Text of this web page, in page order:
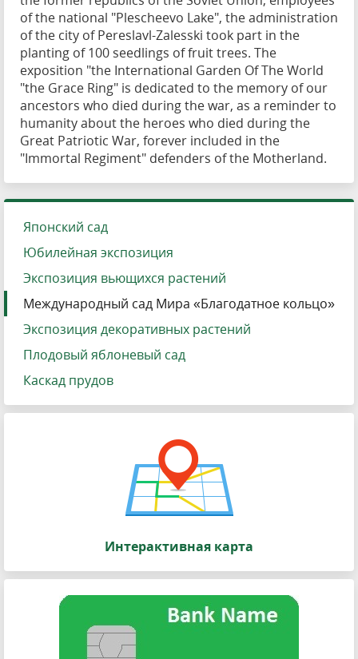
of the national "Plescheevo Lake", the administration
of the city of Pereslavl-Zalesski took part in the
planting of 100 seedlings of fruit trees. The
exposition "the International Garden Of The World
"the Grace Ring" is dedicated to the memory of our
ancestors who died during the war, as a reminder to
humanity about the heroes who died during the
Great Patriotic War, forever included in the
"Immortal Regiment" defenders of the Motherland.
Японский сад
Юбилейная экспозиция
Экспозиция вьющихся растений
Международный сад Мира «Благодатное кольцо»
Экспозиция декоративных растений
Плодовый яблоневый сад
Каскад прудов
Интерактивная карта